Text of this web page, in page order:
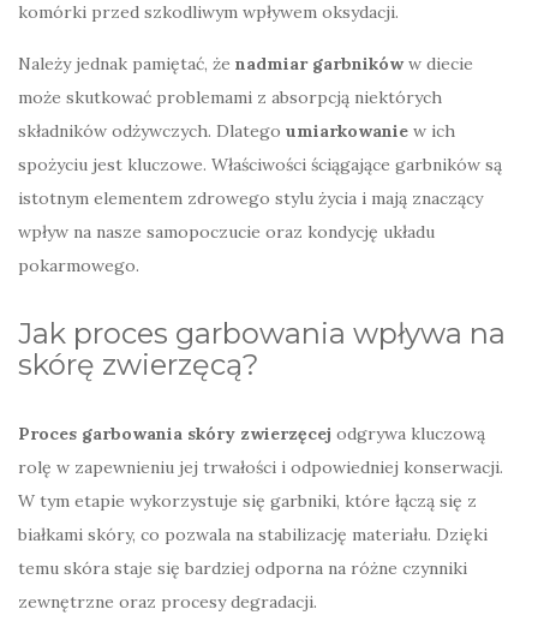
komórki przed szkodliwym wpływem oksydacji.
Należy jednak pamiętać, że nadmiar garbników w diecie
może skutkować problemami z absorpcją niektórych
składników odżywczych. Dlatego umiarkowanie w ich
spożyciu jest kluczowe. Właściwości ściągające garbników są
istotnym elementem zdrowego stylu życia i mają znaczący
wpływ na nasze samopoczucie oraz kondycję układu
pokarmowego.
Jak proces garbowania wpływa na
skórę zwierzęcą?
Proces garbowania skóry zwierzęcej odgrywa kluczową
rolę w zapewnieniu jej trwałości i odpowiedniej konserwacji.
W tym etapie wykorzystuje się garbniki, które łączą się z
białkami skóry, co pozwala na stabilizację materiału. Dzięki
temu skóra staje się bardziej odporna na różne czynniki
zewnętrzne oraz procesy degradacji.